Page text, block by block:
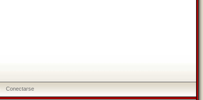
Conectarse